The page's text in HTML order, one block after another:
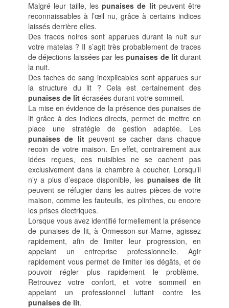
Malgré leur taille, les punaises de litpeuvent être
reconnaissables à l’œil nu, grâce à certains indices
laissés derrière elles.
Des traces noires sont apparues durant la nuit sur
votre matelas ? Il s’agit très probablement de traces
de déjections laissées par lespunaises de litdurant
la nuit.
Des taches de sang inexplicables sont apparues sur
la structure du lit ? Cela est certainement des
punaises de lit écrasées durant votre sommeil.
La mise en évidence de la présence des punaises de
lit grâce à des indices directs, permet de mettre en
place une stratégie de gestion adaptée. Les
punaises de litpeuvent se cacher dans chaque
recoin de votre maison. En effet, contrairement aux
idées reçues, ces nuisibles ne se cachent pas
exclusivement dans la chambre à coucher. Lorsqu’il
n’y a plus d’espace disponible, les punaises de lit
peuvent se réfugier dans les autres pièces de votre
maison, comme les fauteuils, les plinthes, ou encore
les prises électriques.
Lorsque vous avez identifié formellement la présence
de punaises de lit, à Ormesson-sur-Marne, agissez
rapidement, afin de limiter leur progression, en
appelant un entreprise professionnelle. Agir
rapidement vous permet de limiter les dégâts, et de
pouvoir régler plus rapidement le problème.
Retrouvez votre confort, et votre sommeil en
appelant un professionnel luttant contre les
punaises de lit.